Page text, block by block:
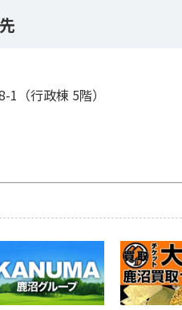
（行政棟 5階）